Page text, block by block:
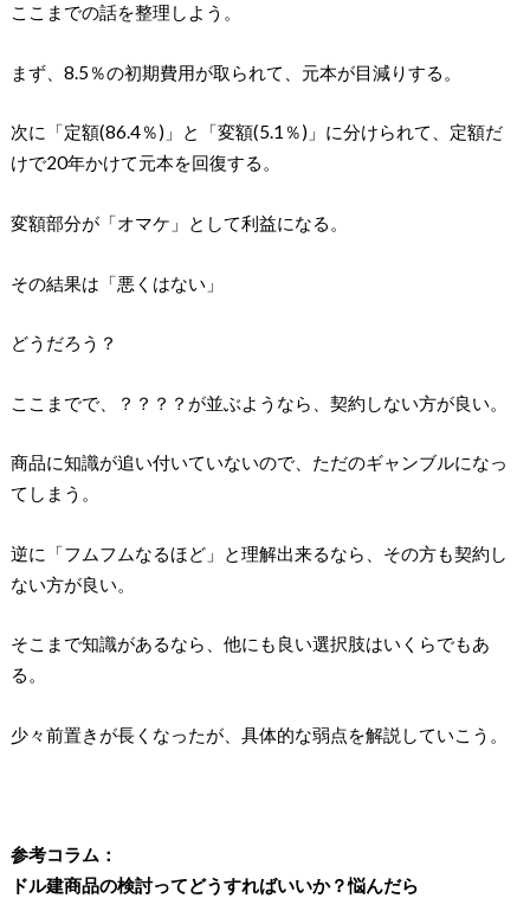
ここまでの話を整理しよう。
まず、8.5％の初期費用が取られて、元本が目減りする。
次に「定額(86.4％)」と「変額(5.1％)」に分けられて、定額だ
けで20年かけて元本を回復する。
変額部分が「オマケ」として利益になる。
その結果は「悪くはない」
どうだろう？
ここまでで、？？？？が並ぶようなら、契約しない方が良い。
商品に知識が追い付いていないので、ただのギャンブルになっ
てしまう。
逆に「フムフムなるほど」と理解出来るなら、その方も契約し
ない方が良い。
そこまで知識があるなら、他にも良い選択肢はいくらでもあ
る。
少々前置きが長くなったが、具体的な弱点を解説していこう。
参考コラム：
ドル建商品の検討ってどうすればいいか？悩んだら